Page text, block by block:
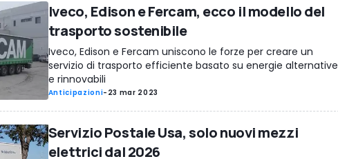
Iveco, Edison e Fercam, ecco il modello del
trasporto sostenibile
Iveco, Edison e Fercam uniscono le forze per creare un
servizio di trasporto efficiente basato su energie alternative
e rinnovabili
Anticipazioni- 23 mar 2023
Servizio Postale Usa, solo nuovi mezzi
elettrici dal 2026